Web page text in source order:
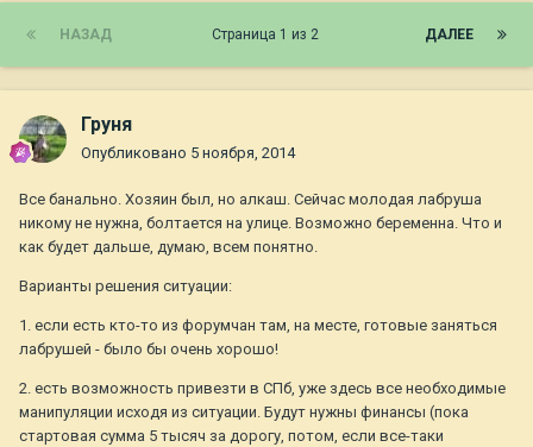
НАЗАД ДАЛЕЕ
Страница 1 из 2
Груня
Опубликовано 5 ноября, 2014
Все банально. Хозяин был, но алкаш. Сейчас молодая лабруша
никому не нужна, болтается на улице. Возможно беременна. Что и
как будет дальше, думаю, всем понятно.
Варианты решения ситуации:
1. если есть кто-то из форумчан там, на месте, готовые заняться
лабрушей - было бы очень хорошо!
2. есть возможность привезти в СПб, уже здесь все необходимые
манипуляции исходя из ситуации. Будут нужны финансы (пока
стартовая сумма 5 тысяч за дорогу, потом, если все-таки